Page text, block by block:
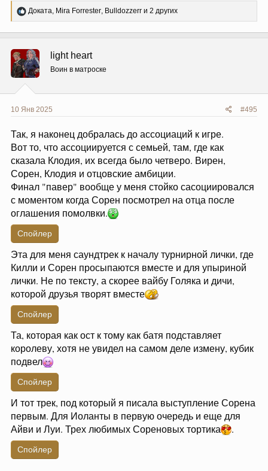
Р
е
ц
и
и
:
Доката, Mira Forrester, Bulldozzerr и 2 других
light heart
Воин в матроске
10 Янв 2025 #495
Так, я наконец добралась до ассоциаций к игре.
Вот то, что ассоциируется с семьей, там, где как
сказала Клодия, их всегда было четверо. Вирен,
Сорен, Клодия и отцовские амбиции.
Финал "павер" вообще у меня стойко сасоциировался
с моментом когда Сорен посмотрел на отца после
оглашения помолвки.
Спойлер
Эта для меня саундтрек к началу турнирной лички, где
Килли и Сорен просыпаются вместе и для упыриной
лички. Не по тексту, а скорее вайбу Голяка и дичи,
которой друзья творят вместе
Спойлер
Та, которая как ост к тому как батя подставляет
королеву, хотя не увидел на самом деле измену, кубик
подвел
Спойлер
И тот трек, под который я писала выступление Сорена
первым. Для Иоланты в первую очередь и еще для
Айви и Луи. Трех любимых Сореновых тортика
.
Спойлер